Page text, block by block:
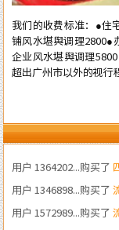
我们的收费标准：●住
铺风水堪舆调理2800●
企业风水堪舆调理
超出广州市以外的视行
用户 1375058...购买了
用户 1341243...购买了
用户 1317363...购买了
用户 1364202...购买了
用户 1346898...购买了
用户 1572989...购买了
用户 1352769...购买了
用户 1350295...购买了